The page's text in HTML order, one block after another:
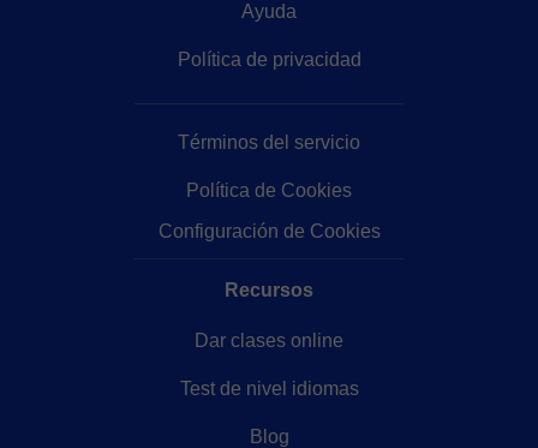
Ayuda
Política de privacidad
Términos del servicio
Política de Cookies
Configuración de Cookies
Recursos
Dar clases online
Test de nivel idiomas
Blog